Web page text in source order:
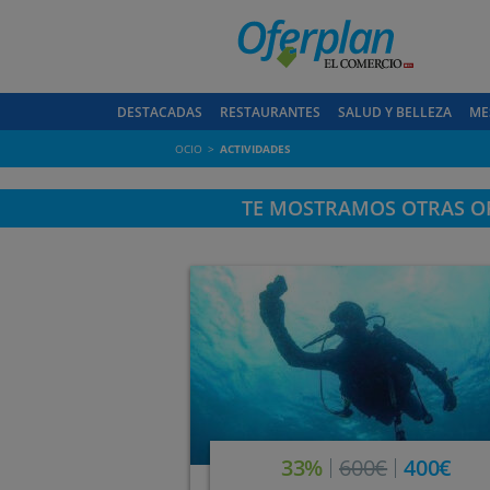
DESTACADAS RESTAURANTES SALUD Y BELLEZA
OCIO ACTIVIDADES
TE MOSTRAMOS OTRAS
33% 600€ 400€